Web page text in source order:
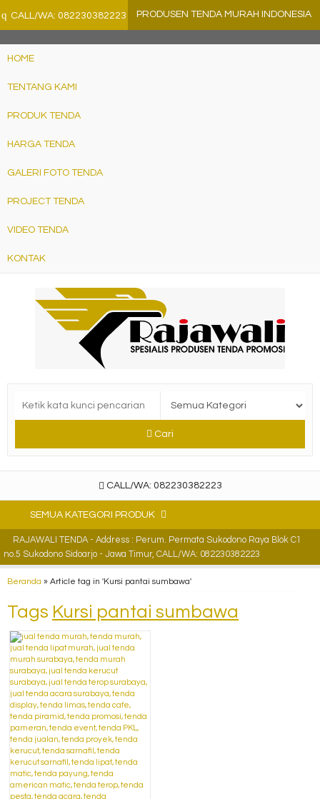
q CALL/WA: 082230382223 PRODUSEN TENDA MURAH INDONESIA
HOME
TENTANG KAMI
PRODUK TENDA
HARGA TENDA
GALERI FOTO TENDA
PROJECT TENDA
VIDEO TENDA
KONTAK
Cari
CALL/WA: 082230382223
SEMUA KATEGORI PRODUK
RAJAWALI TENDA - Address : Perum. Permata Sukodono Raya Blok C1
no.5 Sukodono Sidoarjo - Jawa Timur, CALL/WA: 082230382223
Beranda » Article tag in 'Kursi pantai sumbawa'
Tags Kursi pantai sumbawa